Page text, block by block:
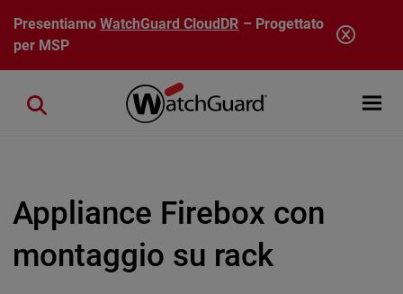
Salta al contenuto principale
PresentiamoWatchGuard CloudDR – Progettato
per MSP
Open
Close search
Appliance Firebox con
montaggio su rack